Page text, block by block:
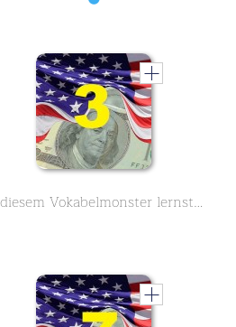
In diesem Vokabelmonster lernst du 3900 englische Vokabeln rund um das Thema Business und Geschäftsleben - Buchstabe A - Teil 3